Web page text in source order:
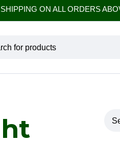
ALL ORDERS ABOVE ₹600 |